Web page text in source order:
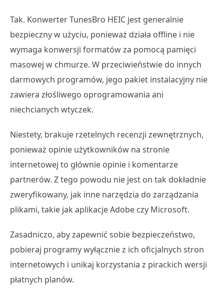
Tak. Konwerter TunesBro HEIC jest generalnie
bezpieczny w użyciu, ponieważ działa offline i nie
wymaga konwersji formatów za pomocą pamięci
masowej w chmurze. W przeciwieństwie do innych
darmowych programów, jego pakiet instalacyjny nie
zawiera złośliwego oprogramowania ani
niechcianych wtyczek.
Niestety, brakuje rzetelnych recenzji zewnętrznych,
ponieważ opinie użytkowników na stronie
internetowej to głównie opinie i komentarze
partnerów. Z tego powodu nie jest on tak dokładnie
zweryfikowany, jak inne narzędzia do zarządzania
plikami, takie jak aplikacje Adobe czy Microsoft.
Zasadniczo, aby zapewnić sobie bezpieczeństwo,
pobieraj programy wyłącznie z ich oficjalnych stron
internetowych i unikaj korzystania z pirackich wersji
płatnych planów.